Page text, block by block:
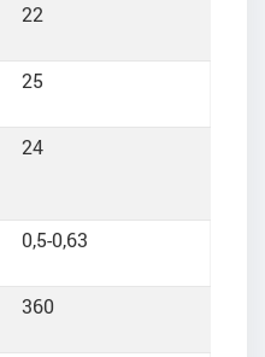
22
25
24
0,5-0,63
360